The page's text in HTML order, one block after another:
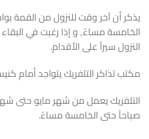
يذكر أن آخر وقت للنزول من القمة
الخامسة مساءً, و إذا رغبت في
النزول سيراً على الأقدام.
مكتب تذاكر التلفريك يتواجد أمام
التلفريك يعمل من شهر مايو حتى
صباحاً حتى الخامسة مساءً.